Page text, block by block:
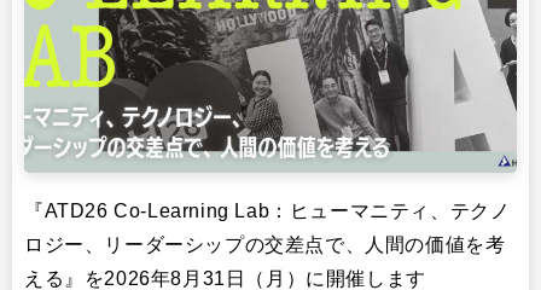
『ATD26 Co-Learning Lab：ヒューマニティ、テクノ
ロジー、リーダーシップの交差点で、人間の価値を考
える』を2026年8月31日（月）に開催します